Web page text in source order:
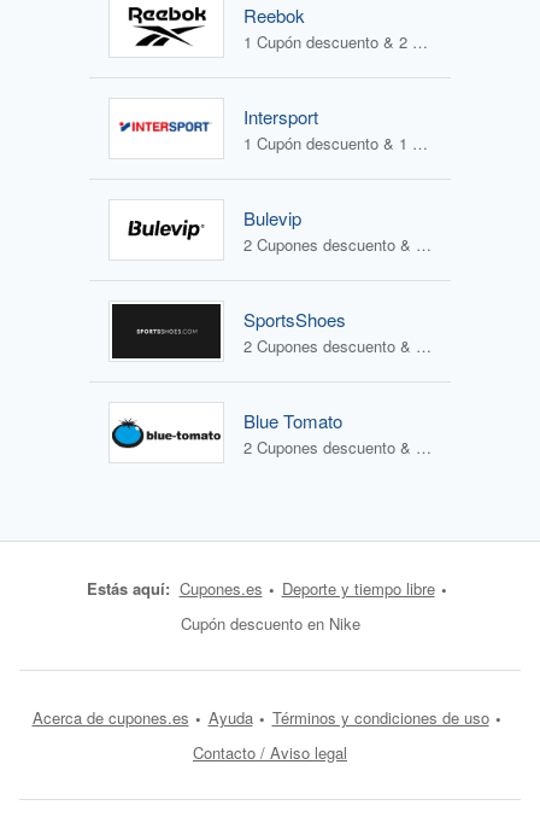
Reebok
1 Cupón descuento & 2 Ofertas
Intersport
1 Cupón descuento & 1 Oferta
Bulevip
2 Cupones descuento & 2 Ofertas
SportsShoes
2 Cupones descuento & 1 Oferta
Blue Tomato
2 Cupones descuento & 1 Oferta
Estás aquí: Cupones.es
Deporte y tiempo libre
Cupón descuento en Nike
Acerca de cupones.es Ayuda
Términos y condiciones de uso
Contacto / Aviso legal